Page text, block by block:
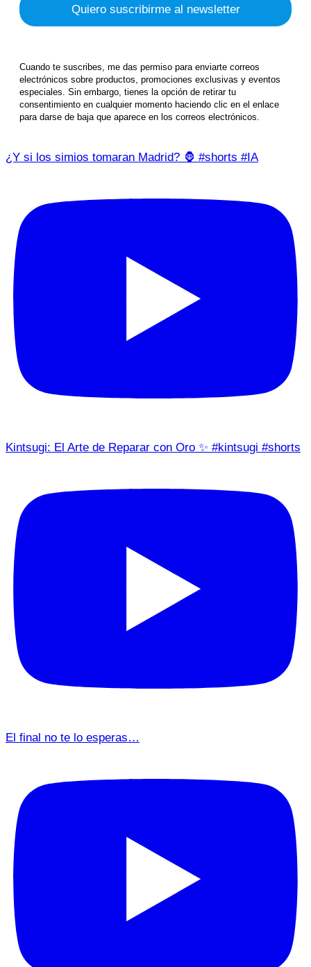
Cuando te suscribes, me das permiso para enviarte correos
electrónicos sobre productos, promociones exclusivas y eventos
especiales. Sin embargo, tienes la opción de retirar tu
consentimiento en cualquier momento haciendo clic en el enlace
para darse de baja que aparece en los correos electrónicos.
¿Y si los simios tomaran Madrid? 🦍 #shorts #IA
Kintsugi: El Arte de Reparar con Oro ✨ #kintsugi #shorts
El final no te lo esperas…